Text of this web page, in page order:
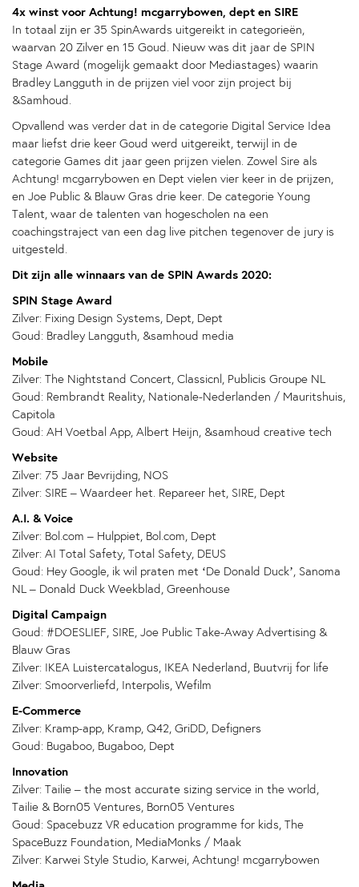
4x winst voor Achtung! mcgarrybowen, dept en SIRE
In totaal zijn er 35 SpinAwards uitgereikt in categorieën,
waarvan 20 Zilver en 15 Goud. Nieuw was dit jaar de SPIN
Stage Award (mogelijk gemaakt door Mediastages) waarin
Bradley Langguth in de prijzen viel voor zijn project bij
&Samhoud.
Opvallend was verder dat in de categorie Digital Service Idea
maar liefst drie keer Goud werd uitgereikt, terwijl in de
categorie Games dit jaar geen prijzen vielen. Zowel Sire als
Achtung! mcgarrybowen en Dept vielen vier keer in de prijzen,
en Joe Public & Blauw Gras drie keer. De categorie Young
Talent, waar de talenten van hogescholen na een
coachingstraject van een dag live pitchen tegenover de jury is
uitgesteld.
Dit zijn alle winnaars van de SPIN Awards 2020:
SPIN Stage Award
Zilver: Fixing Design Systems, Dept, Dept
Goud: Bradley Langguth, &samhoud media
Mobile
Zilver: The Nightstand Concert, Classicnl, Publicis Groupe NL
Goud: Rembrandt Reality, Nationale-Nederlanden / Mauritshuis,
Capitola
Goud: AH Voetbal App, Albert Heijn, &samhoud creative tech
Website
Zilver: 75 Jaar Bevrijding, NOS
Zilver: SIRE – Waardeer het. Repareer het, SIRE, Dept
A.I. & Voice
Zilver: Bol.com – Hulppiet, Bol.com, Dept
Zilver: AI Total Safety, Total Safety, DEUS
Goud: Hey Google, ik wil praten met ‘De Donald Duck’, Sanoma
NL – Donald Duck Weekblad, Greenhouse
Digital Campaign
Goud: #DOESLIEF, SIRE, Joe Public Take-Away Advertising &
Blauw Gras
Zilver: IKEA Luistercatalogus, IKEA Nederland, Buutvrij for life
Zilver: Smoorverliefd, Interpolis, Wefilm
E-Commerce
Zilver: Kramp-app, Kramp, Q42, GriDD, Defigners
Goud: Bugaboo, Bugaboo, Dept
Innovation
Zilver: Tailie – the most accurate sizing service in the world,
Tailie & Born05 Ventures, Born05 Ventures
Goud: Spacebuzz VR education programme for kids, The
SpaceBuzz Foundation, MediaMonks / Maak
Zilver: Karwei Style Studio, Karwei, Achtung! mcgarrybowen